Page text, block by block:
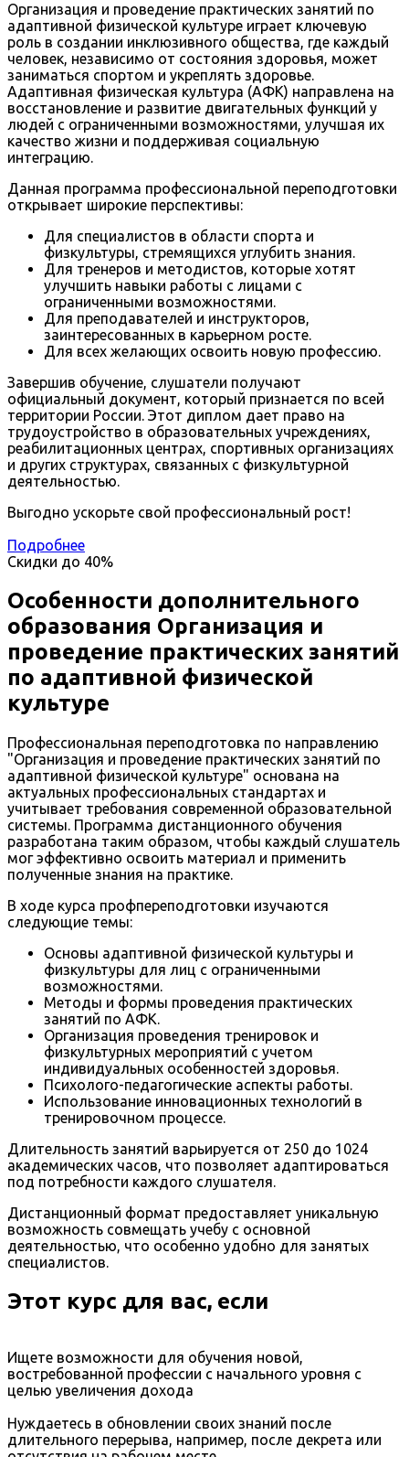
Организация и проведение практических занятий по
адаптивной физической культуре играет ключевую
роль в создании инклюзивного общества, где каждый
человек, независимо от состояния здоровья, может
заниматься спортом и укреплять здоровье.
Адаптивная физическая культура (АФК) направлена на
восстановление и развитие двигательных функций у
людей с ограниченными возможностями, улучшая их
качество жизни и поддерживая социальную
интеграцию.
Данная программа профессиональной переподготовки
открывает широкие перспективы:
Для специалистов в области спорта и
физкультуры, стремящихся углубить знания.
Для тренеров и методистов, которые хотят
улучшить навыки работы с лицами с
ограниченными возможностями.
Для преподавателей и инструкторов,
заинтересованных в карьерном росте.
Для всех желающих освоить новую профессию.
Завершив обучение, слушатели получают
официальный документ, который признается по всей
территории России. Этот диплом дает право на
трудоустройство в образовательных учреждениях,
реабилитационных центрах, спортивных организациях
и других структурах, связанных с физкультурной
деятельностью.
Выгодно ускорьте свой профессиональный рост!
Подробнее
Скидки до 40%
Особенности дополнительного
образования Организация и
проведение практических занятий
по адаптивной физической
культуре
Профессиональная переподготовка по направлению
"Организация и проведение практических занятий по
адаптивной физической культуре" основана на
актуальных профессиональных стандартах и
учитывает требования современной образовательной
системы. Программа дистанционного обучения
разработана таким образом, чтобы каждый слушатель
мог эффективно освоить материал и применить
полученные знания на практике.
В ходе курса профпереподготовки изучаются
следующие темы:
Основы адаптивной физической культуры и
физкультуры для лиц с ограниченными
возможностями.
Методы и формы проведения практических
занятий по АФК.
Организация проведения тренировок и
физкультурных мероприятий с учетом
индивидуальных особенностей здоровья.
Психолого-педагогические аспекты работы.
Использование инновационных технологий в
тренировочном процессе.
Длительность занятий варьируется от 250 до 1024
академических часов, что позволяет адаптироваться
под потребности каждого слушателя.
Дистанционный формат предоставляет уникальную
возможность совмещать учебу с основной
деятельностью, что особенно удобно для занятых
специалистов.
Этот курс для вас, если
Ищете возможности для обучения новой,
востребованной профессии с начального уровня с
целью увеличения дохода
Нуждаетесь в обновлении своих знаний после
длительного перерыва, например, после декрета или